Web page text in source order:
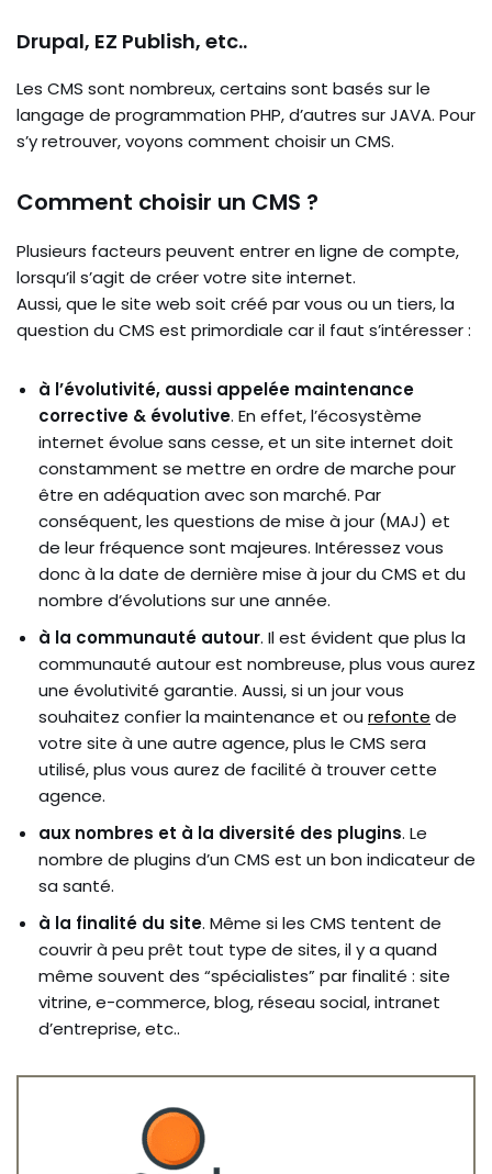
Drupal, EZ Publish, etc..
Les CMS sont nombreux, certains sont basés sur le
langage de programmation PHP, d’autres sur JAVA. Pour
s’y retrouver, voyons comment choisir un CMS.
Comment choisir un CMS ?
Plusieurs facteurs peuvent entrer en ligne de compte,
lorsqu’il s’agit de créer votre site internet.
Aussi, que le site web soit créé par vous ou un tiers, la
question du CMS est primordiale car il faut s’intéresser :
à l’évolutivité, aussi appelée maintenance
corrective & évolutive. En effet, l’écosystème
internet évolue sans cesse, et un site internet doit
constamment se mettre en ordre de marche pour
être en adéquation avec son marché. Par
conséquent, les questions de mise à jour (MAJ) et
de leur fréquence sont majeures. Intéressez vous
donc à la date de dernière mise à jour du CMS et du
nombre d’évolutions sur une année.
à la communauté autour. Il est évident que plus la
communauté autour est nombreuse, plus vous aurez
une évolutivité garantie. Aussi, si un jour vous
souhaitez confier la maintenance et ou refonte de
votre site à une autre agence, plus le CMS sera
utilisé, plus vous aurez de facilité à trouver cette
agence.
aux nombres et à la diversité des plugins. Le
nombre de plugins d’un CMS est un bon indicateur de
sa santé.
à la finalité du site. Même si les CMS tentent de
couvrir à peu prêt tout type de sites, il y a quand
même souvent des “spécialistes” par finalité : site
vitrine, e-commerce, blog, réseau social, intranet
d’entreprise, etc..